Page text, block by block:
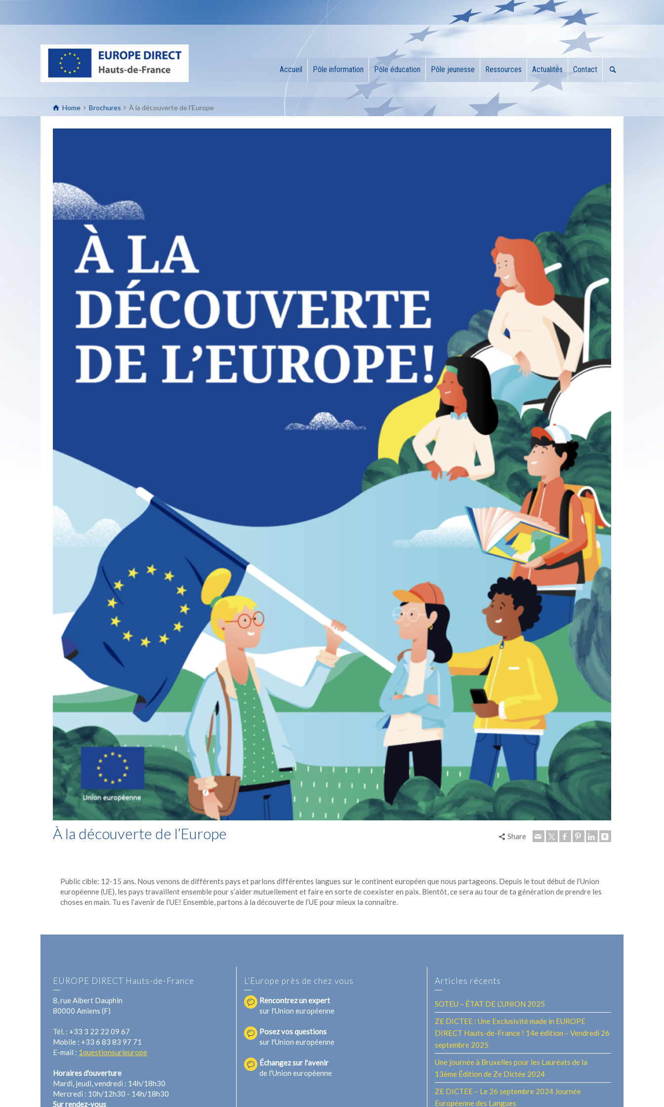
Accueil Pôle information Pôle éducation Pôle jeunesse Ressources Actualités Contact
Home Brochures À la découverte de l'Europe
À la découverte de l’Europe Share
Public cible: 12-15 ans. Nous venons de différents pays et parlons différentes langues sur le continent européen que nous partageons. Depuis le tout début de l’Union
européenne (UE), les pays travaillent ensemble pour s’aider mutuellement et faire en sorte de coexister en paix. Bientôt, ce sera au tour de ta génération de prendre les
choses en main. Tu es l’avenir de l’UE! Ensemble, partons à la découverte de l’UE pour mieux la connaître.
EUROPE DIRECT Hauts-de-France
8, rue Albert Dauphin
80000 Amiens (F)
Tél. : +33 3 22 22 09 67
Mobile : +33 6 83 83 97 71
E-mail : 1questionsurleurope
Horaires d'ouverture
Mardi, jeudi, vendredi : 14h/18h30
Mercredi : 10h/12h30 - 14h/18h30
Sur rendez-vous
L’Europe près de chez vous
Rencontrez un expert
sur l'Union européenne
Posez vos questions
sur l'Union européenne
Échangez sur l'avenir
de l'Union européenne
Articles récents
SOTEU – ÉTAT DE L’UNION 2025
ZE DICTEE : Une Exclusivité made in EUROPE
DIRECT Hauts-de-France ! 14e édition – Vendredi 26
septembre 2025
Une journée à Bruxelles pour les Lauréats de la
13ème Édition de Ze Dictée 2024
ZE DICTEE – Le 26 septembre 2024 Journée
Européenne des Langues